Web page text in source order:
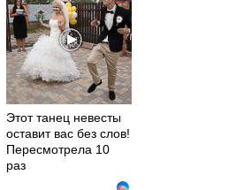
Этот танец невесты
оставит вас без слов!
Пересмотрела 10
раз